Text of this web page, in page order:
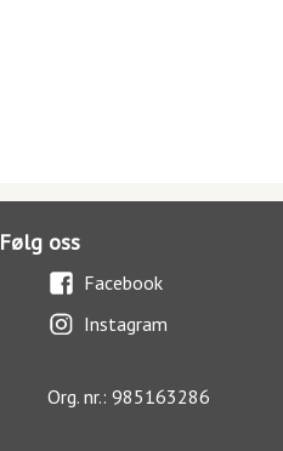
Følg oss
Facebook
Instagram
Org. nr.: 985163286